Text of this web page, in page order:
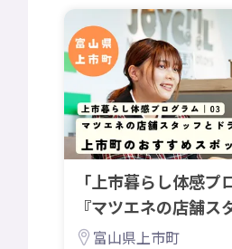
「上市暮らし体感プ
『マツエネの店舗ス
ブ！』
富山県上市町